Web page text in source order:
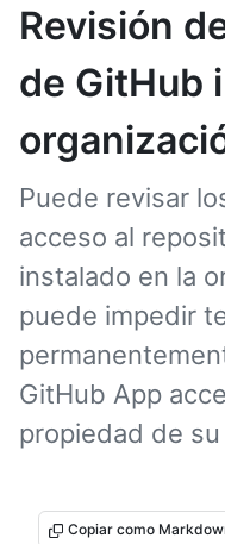
Revisión
de GitHub
Puede revisar
acceso al
instalado en la
puede impedir
GitHub App
propiedad de
Copiar como